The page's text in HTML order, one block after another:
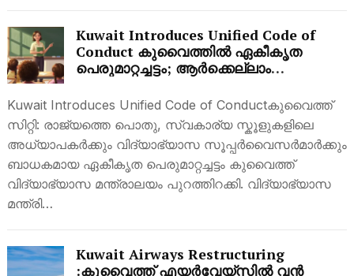
Kuwait Introduces Unified Code of
Conduct കുവൈത്തിൽ ഏകീകൃത
പെരുമാറ്റച്ചട്ടം; ആർക്കെല്ലാം
Kuwait Introduces Unified Code of Conductകുവൈത്ത്
സിറ്റി: രാജ്യത്തെ പൊതു, സ്വകാര്യ സ്കൂളുകളിലെ
അധ്യാപകർക്കും വിദ്യാഭ്യാസ സൂപ്പർവൈസർമാർക്കും
ബാധകമായ ഏകീകൃത പെരുമാറ്റച്ചട്ടം കുവൈത്ത്
വിദ്യാഭ്യാസ മന്ത്രാലയം പുറത്തിറക്കി. വിദ്യാഭ്യാസ
മന്ത്രി…
Kuwait Airways Restructuring
:കുവൈത്ത് എയർവേയ്‌സിൽ വൻ